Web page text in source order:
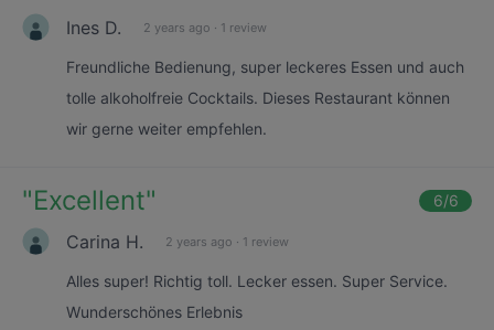
Ines D. 2 years ago · 1 review
Freundliche Bedienung, super leckeres Essen und auch
tolle alkoholfreie Cocktails. Dieses Restaurant können
wir gerne weiter empfehlen.
"Excellent" 6/6
Carina H. 2 years ago · 1 review
Alles super! Richtig toll. Lecker essen. Super Service.
Wunderschönes Erlebnis